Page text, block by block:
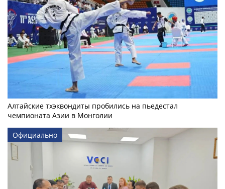
Алтайские тхэквондиты пробились на пьедестал
чемпионата Азии в Монголии
Официально